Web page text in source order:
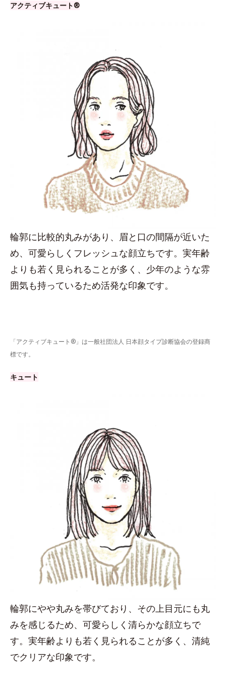
アクティブキュート®
輪郭に比較的丸みがあり、眉と口の間隔が近いた
め、可愛らしくフレッシュな顔立ちです。実年齢
よりも若く見られることが多く、少年のような雰
囲気も持っているため活発な印象です。
「アクティブキュート®」は一般社団法人 日本顔タイプ診断協会の登録商
標です。
キュート
輪郭にやや丸みを帯びており、その上目元にも丸
みを感じるため、可愛らしく清らかな顔立ちで
す。実年齢よりも若く見られることが多く、清純
でクリアな印象です。